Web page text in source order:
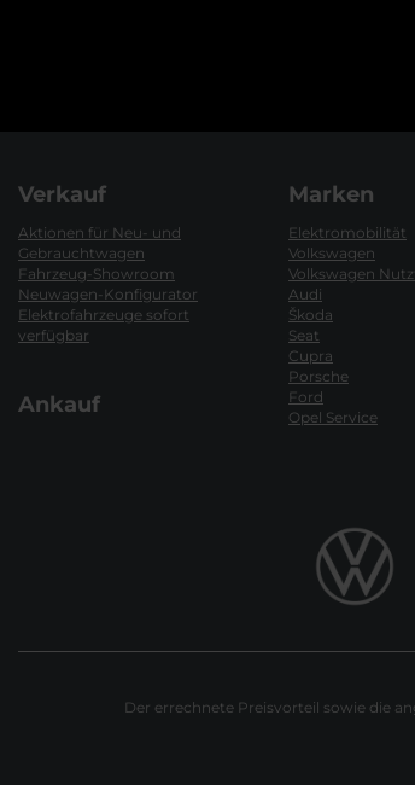
Verkauf
Aktionen für Neu- und
Gebrauchtwagen
Fahrzeug-Showroom
Neuwagen-Konfigurator
Elektrofahrzeuge sofort
verfügbar
Ankauf
Marken
Elektromobilität
Volkswagen
Volkswagen
Audi
Škoda
Seat
Cupra
Porsche
Ford
Opel Service
Der errechnete Preisvorteil sowie die